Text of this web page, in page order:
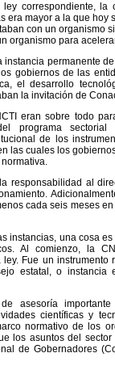
correspondiente, la
era mayor a la que hoy
con un organismo
organismo para
permanente
gobiernos de las
el desarrollo
la invitación de
eran sobre todo
programa
de los
las cuales los
responsabilidad al
cada seis meses
instancias, una cosa
Al comienzo, la
Fue un
estatal, o instancia
asesoría
científicas y
normativo de los
los asuntos del
de Gobernadores